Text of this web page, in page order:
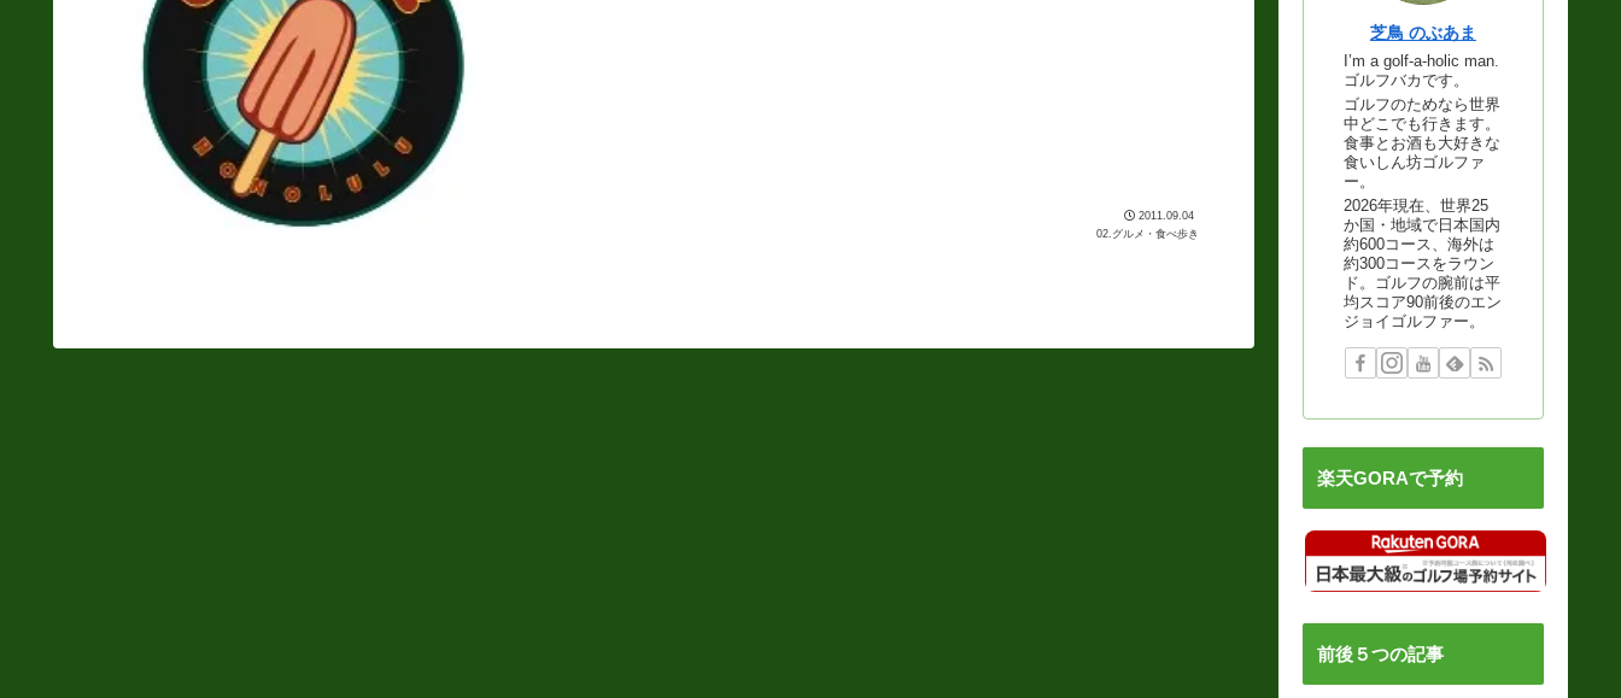
2011.09.04
02.グルメ・食べ歩き
芝鳥 のぶあま
I’m a golf-a-holic man.
ゴルフバカです。
ゴルフのためなら世界
中どこでも行きます。
食事とお酒も大好きな
食いしん坊ゴルファ
ー。
2026年現在、世界25
か国・地域で日本国内
約600コース、海外は
約300コースをラウン
ド。ゴルフの腕前は平
均スコア90前後のエン
ジョイゴルファー。
楽天GORAで予約
前後５つの記事